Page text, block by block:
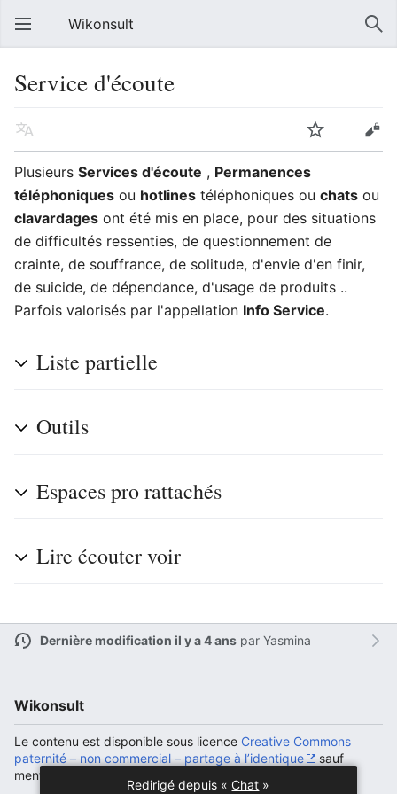
Wikonsult
Service d'écoute
Plusieurs Services d'écoute , Permanences
téléphoniques ou hotlines téléphoniques ou chats ou
clavardages ont été mis en place, pour des situations
de difficultés ressenties, de questionnement de
crainte, de souffrance, de solitude, d'envie d'en finir,
de suicide, de dépendance, d'usage de produits ..
Parfois valorisés par l'appellation Info Service.
Liste partielle
Outils
Espaces pro rattachés
Lire écouter voir
Dernière modification il y a 4 anspar Yasmina
Wikonsult
Le contenu est disponible sous licence Creative Commons
paternité – non commercial – partage à l’identique
sauf
mention contraire.
Redirigé depuis « Chat »